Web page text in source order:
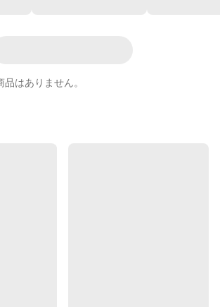
はありません。